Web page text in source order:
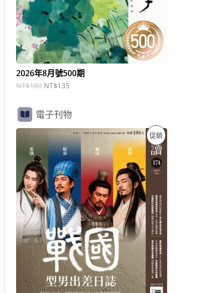
2026年8月號500期
NT$180 NT$135
電子刊物
促銷 特
商
原
始
價
格
：
N
T
$
1
9
9
。
目
前
價
格
：
N
T
$
1
3
9
。